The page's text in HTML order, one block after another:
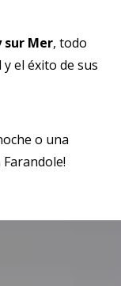
sur Mer, todo
el éxito de sus
o una